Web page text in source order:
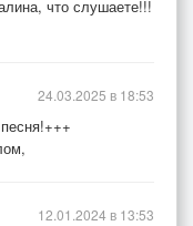
что слушаете!!!
24.03.2025 в 18:53
12.01.2024 в 13:53